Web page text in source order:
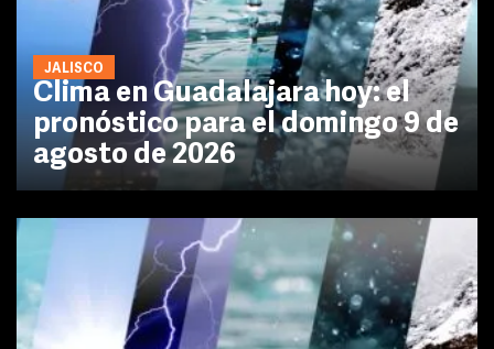
JALISCO
Clima en Guadalajara hoy: el
pronóstico para el domingo 9 de
agosto de 2026